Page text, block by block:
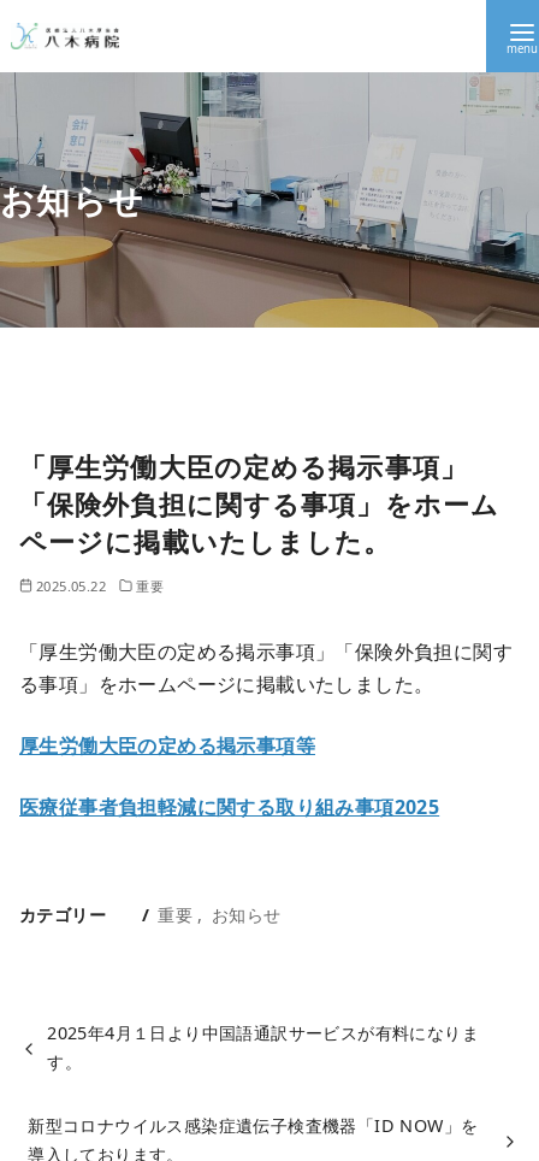
お知らせ
「厚生労働大臣の定める掲示事項」
「保険外負担に関する事項」をホーム
ページに掲載いたしました。
2025.05.22 重要
「厚生労働大臣の定める掲示事項」「保険外負担に関す
る事項」をホームページに掲載いたしました。
厚生労働大臣の定める掲示事項等
医療従事者負担軽減に関する取り組み事項2025
カテゴリー 重要 お知らせ
2025年4月１日より中国語通訳サービスが有料になりま
す。
新型コロナウイルス感染症遺伝子検査機器「ID NOW」を
導入しております。